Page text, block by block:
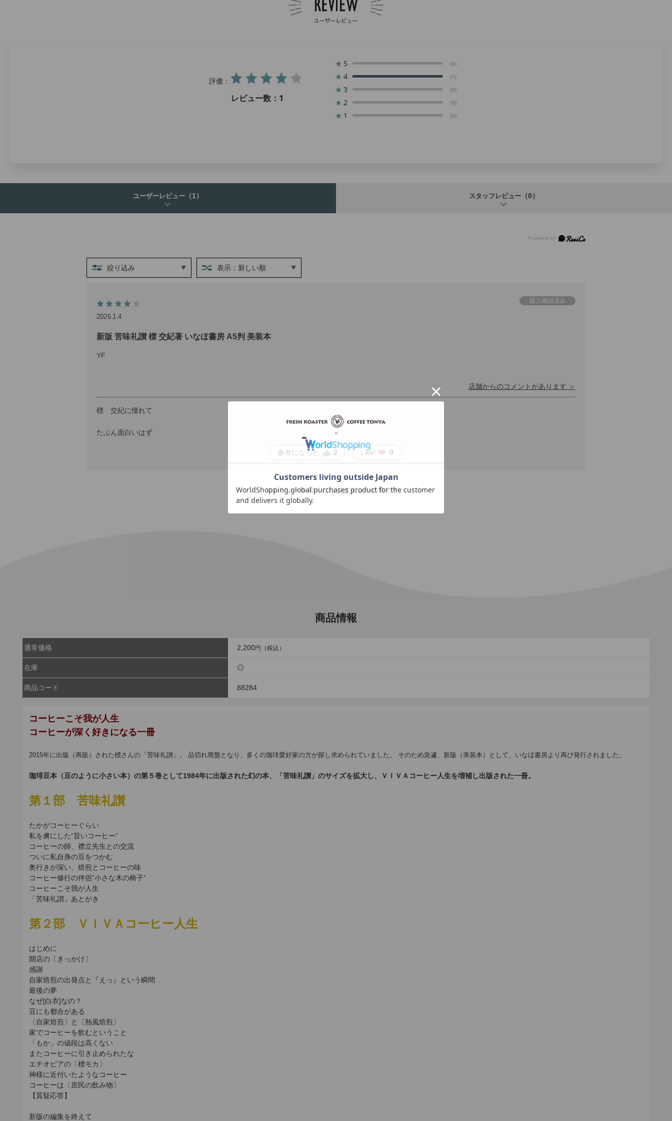
評価：
レビュー数： 1
★ 5 (0)
★ 4 (1)
★ 3 (0)
★ 2 (0)
★ 1 (0)
ユーザーレビュー （1） スタッフレビュー （0）
絞り込み 表示：新しい順
2026.1.4
新版 苦味礼讃 標 交紀著 いなほ書房 A5判 美装本
YF
店舗からのコメントがあります ＞
標 交紀に憧れて
たぶん面白いはず
参考になった 2 Like! 0
※レビューを書くにはログインが必要です。
商品情報
通常価格 2,200円（税込）
在庫 ◎
商品コード 88284
コーヒーこそ我が人生
コーヒーが深く好きになる一冊
2015年に出版（再販）された標さんの「苦味礼讃」。 品切れ廃盤となり、多くの珈琲愛好家の方が探し求められていました。 そのため急遽、新版（美装本）として、いなほ書房より再び発行されました。
珈琲豆本（豆のように小さい本）の第５巻として1984年に出版された幻の本、「苦味礼讃」のサイズを拡大し、ＶＩＶＡコーヒー人生を増補し出版された一冊。
第１部 苦味礼讃
たかがコーヒーぐらい
私を虜にした“旨いコーヒー”
コーヒーの師、襟立先生との交流
ついに私自身の豆をつかむ
奥行きが深い、焙煎とコーヒーの味
コーヒー修行の伴侶”小さな木の椅子”
コーヒーこそ我が人生
「苦味礼讃」あとがき
第２部 ＶＩＶＡコーヒー人生
はじめに
開店の〔きっかけ〕
感謝
自家焙煎の出発点と『えっ』という瞬間
最後の夢
なぜ[白衣]なの？
豆にも都合がある
〔自家焙煎〕と〔熱風焙煎〕
家でコーヒーを飲むということ
「もか」の値段は高くない
またコーヒーに引き止められたな
エチオピアの〔標モカ〕
神様に近付いたようなコーヒー
コーヒーは〔庶民の飲み物〕
【質疑応答】
新版の編集を終えて